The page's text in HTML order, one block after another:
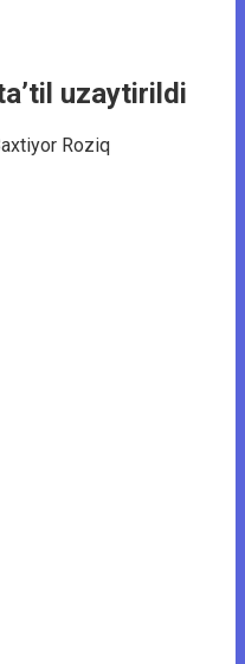
uzaytirildi
Roziq